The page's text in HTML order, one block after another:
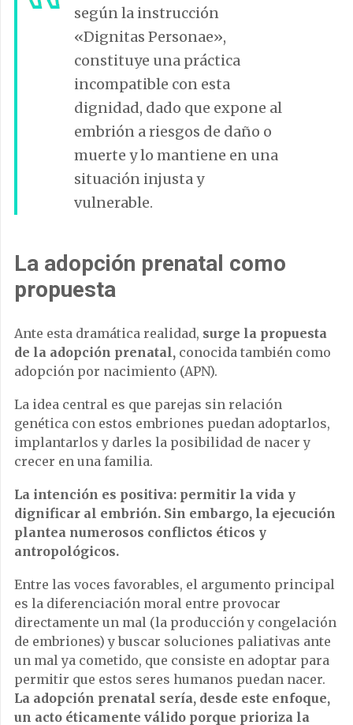
según la instrucción
«Dignitas Personae»,
constituye una práctica
incompatible con esta
dignidad, dado que expone al
embrión a riesgos de daño o
muerte y lo mantiene en una
situación injusta y
vulnerable.
La adopción prenatal como
propuesta
Ante esta dramática realidad, surge la propuesta
de la adopción prenatal, conocida también como
adopción por nacimiento (APN).
La idea central es que parejas sin relación
genética con estos embriones puedan adoptarlos,
implantarlos y darles la posibilidad de nacer y
crecer en una familia.
La intención es positiva: permitir la vida y
dignificar al embrión. Sin embargo, la ejecución
plantea numerosos conflictos éticos y
antropológicos.
Entre las voces favorables, el argumento principal
es la diferenciación moral entre provocar
directamente un mal (la producción y congelación
de embriones) y buscar soluciones paliativas ante
un mal ya cometido, que consiste en adoptar para
permitir que estos seres humanos puedan nacer.
La adopción prenatal sería, desde este enfoque,
un acto éticamente válido porque prioriza la